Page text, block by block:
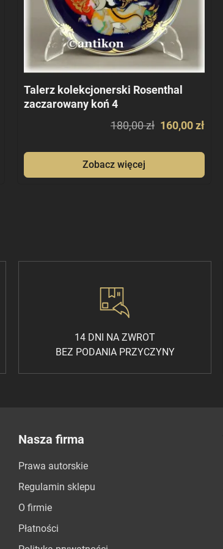
Talerz kolekcjonerski Rosenthal
zaczarowany koń 4
180,00 zł 160,00 zł
Zobacz więcej
14 DNI NA ZWROT
BEZ PODANIA PRZYCZYNY
Nasza firma
Prawa autorskie
Regulamin sklepu
O firmie
Płatności